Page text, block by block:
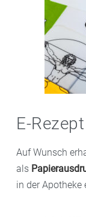
E-
Auf Wunsch
als
in der Apotheke